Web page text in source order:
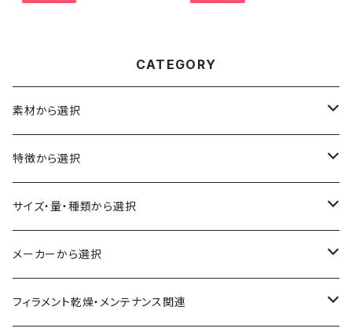
CATEGORY
素材から選択
ABS
ASA（アクリル・スチレン・アクリロニトリル）
CA（セルロース アセテート）
CPE（コポリエステル）
特徴から選択
食品対応
導電性
磁性
サイズ・量・種類から選択
お試し用少量サンプル
フィラメント径：1.75mm
メーカーから選択
3D BROOKLYN
フィラメント乾燥・メンテナンス関連